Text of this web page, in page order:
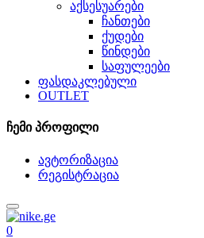
აქსესუარები
ჩანთები
ქუდები
წინდები
საფულეები
ფასდაკლებული
OUTLET
ჩემი პროფილი
ავტორიზაცია
რეგისტრაცია
0